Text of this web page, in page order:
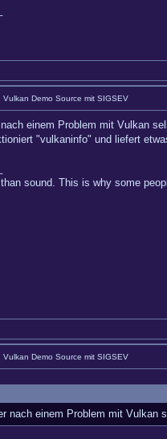
Vulkan Demo Source mit SIGSEV
einem Problem mit Vulkan
"vulkaninfo" und liefert
sound. This is why some
Vulkan Demo Source mit SIGSEV
nach einem Problem mit Vulkan